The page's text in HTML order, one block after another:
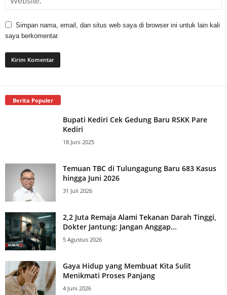
Simpan nama, email, dan situs web saya di browser ini untuk lain kali
saya berkomentar.
Berita Populer
Bupati Kediri Cek Gedung Baru RSKK Pare
Kediri
18 Juni 2025
Temuan TBC di Tulungagung Baru 683 Kasus
hingga Juni 2026
31 Juli 2026
2,2 Juta Remaja Alami Tekanan Darah Tinggi,
Dokter Jantung: Jangan Anggap...
5 Agustus 2026
Gaya Hidup yang Membuat Kita Sulit
Menikmati Proses Panjang
4 Juni 2026